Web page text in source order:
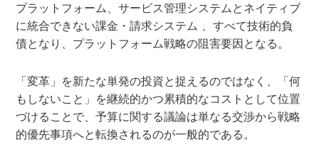
プラットフォーム、サービス管理システムとネイティブ
に統合できない課金・請求システム 、すべて技術的負
債となり、プラットフォーム戦略の阻害要因となる。
「変革」を新たな単発の投資と捉えるのではなく、「何
もしないこと」を継続的かつ累積的なコストとして位置
づけることで、予算に関する議論は単なる交渉から戦略
的優先事項へと転換されるのが一般的である。